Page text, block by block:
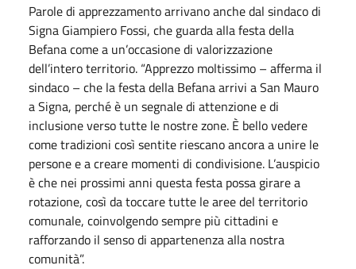
Parole di apprezzamento arrivano anche dal sindaco di
Signa Giampiero Fossi, che guarda alla festa della
Befana come a un’occasione di valorizzazione
dell’intero territorio. “Apprezzo moltissimo – afferma il
sindaco – che la festa della Befana arrivi a San Mauro
a Signa, perché è un segnale di attenzione e di
inclusione verso tutte le nostre zone. È bello vedere
come tradizioni così sentite riescano ancora a unire le
persone e a creare momenti di condivisione. L’auspicio
è che nei prossimi anni questa festa possa girare a
rotazione, così da toccare tutte le aree del territorio
comunale, coinvolgendo sempre più cittadini e
rafforzando il senso di appartenenza alla nostra
comunità”.